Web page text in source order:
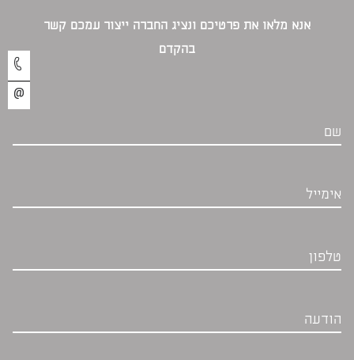
אנא מלאו את פרטיכם ונציג החברה ייצור עמכם קשר
בהקדם‎
שם
אימייל
טלפון
הודעה